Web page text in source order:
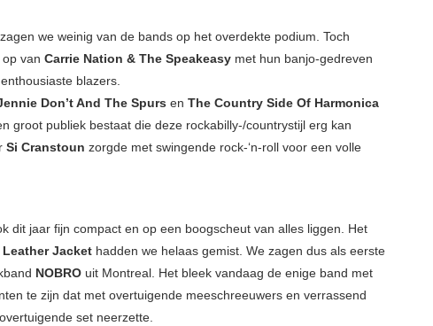
we weinig van de bands op het overdekte podium. Toch
van Carrie Nation & The Speakeasy met hun banjo-gedreven
blazers.
Don’t And The Spurs en The Country Side Of Harmonica
groot publiek bestaat die deze rockabilly-/countrystijl erg kan
Si Cranstoun zorgde met swingende rock-‘n-roll voor een volle
dit jaar fijn compact en op een boogscheut van alles liggen. Het
Leather Jacket hadden we helaas gemist. We zagen dus als eerste
NOBRO uit Montreal. Het bleek vandaag de enige band met
te zijn dat met overtuigende meeschreeuwers en verrassend
set neerzette.